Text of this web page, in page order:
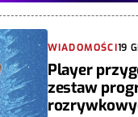
WIADOMOŚCI19
Player
zestaw